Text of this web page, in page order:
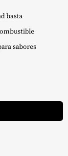
basta
sabores